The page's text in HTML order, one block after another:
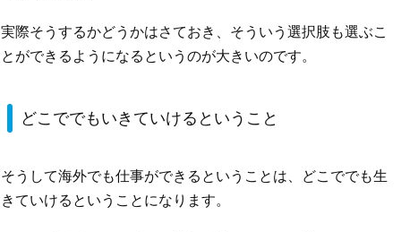
実際そうするかどうかはさておき、そういう選択肢も選ぶこ
とができるようになるというのが大きいのです。
どこででもいきていけるということ
そうして海外でも仕事ができるということは、どこででも生
きていけるということになります。